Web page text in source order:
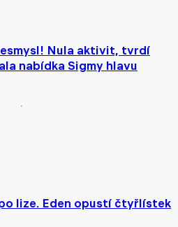
Nula aktivit, tvrdí
nabídka Sigmy hlavu
lize. Eden opustí čtyřlístek